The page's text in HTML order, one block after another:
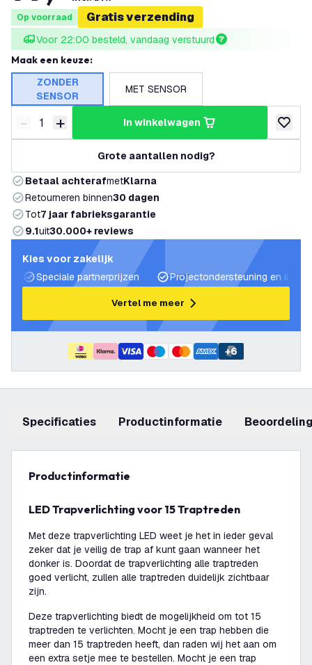
Op voorraad Gratis verzending
Voor 22:00 besteld, vandaag verstuurd
Maak een keuze:
ZONDER
SENSOR
MET SENSOR
Verminder hoeveelheid
- Verhoog hoeveelheid
+ in winkelwagen
Grote aantallen nodig?
Betaal achterafmetKlarna
Retourneren binnen30 dagen
Tot7 jaar fabrieksgarantie
9.1uit30.000+ reviews
Kies voor zakelijk
Speciale partnerprijzen
Projectondersteuning en
Vertel me meer
+6
Specificaties productinformatie
productinformatie
LED Trapverlichting voor 15 Traptreden
Met deze trapverlichting LED weet je het in ieder geval
zeker dat je veilig de trap af kunt gaan wanneer het
donker is. Doordat de trapverlichting alle traptreden
goed verlicht, zullen alle traptreden duidelijk zichtbaar
zijn.
Deze trapverlichting biedt de mogelijkheid om tot 15
traptreden te verlichten. Mocht je een trap hebben die
meer dan 15 traptreden heeft, dan raden wij het aan om
een extra setje mee te bestellen. Mocht je een trap